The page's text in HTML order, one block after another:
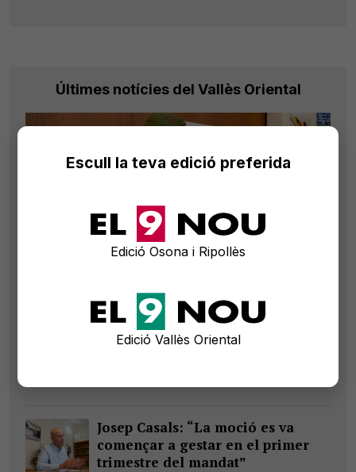
Últimes notícies del Vallès Oriental
Cinc bandes vallesanes, en un
Josep Casals: “La moció es va
començar a gestar en el primer
trimestre del mandat”
Escull la teva edició preferida
Edició Osona i Ripollès
Edició Vallès Oriental